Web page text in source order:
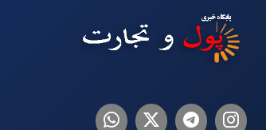
اینستاگرام
تلگرام توییترلینکدین